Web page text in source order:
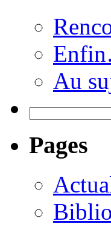
Au
Pages